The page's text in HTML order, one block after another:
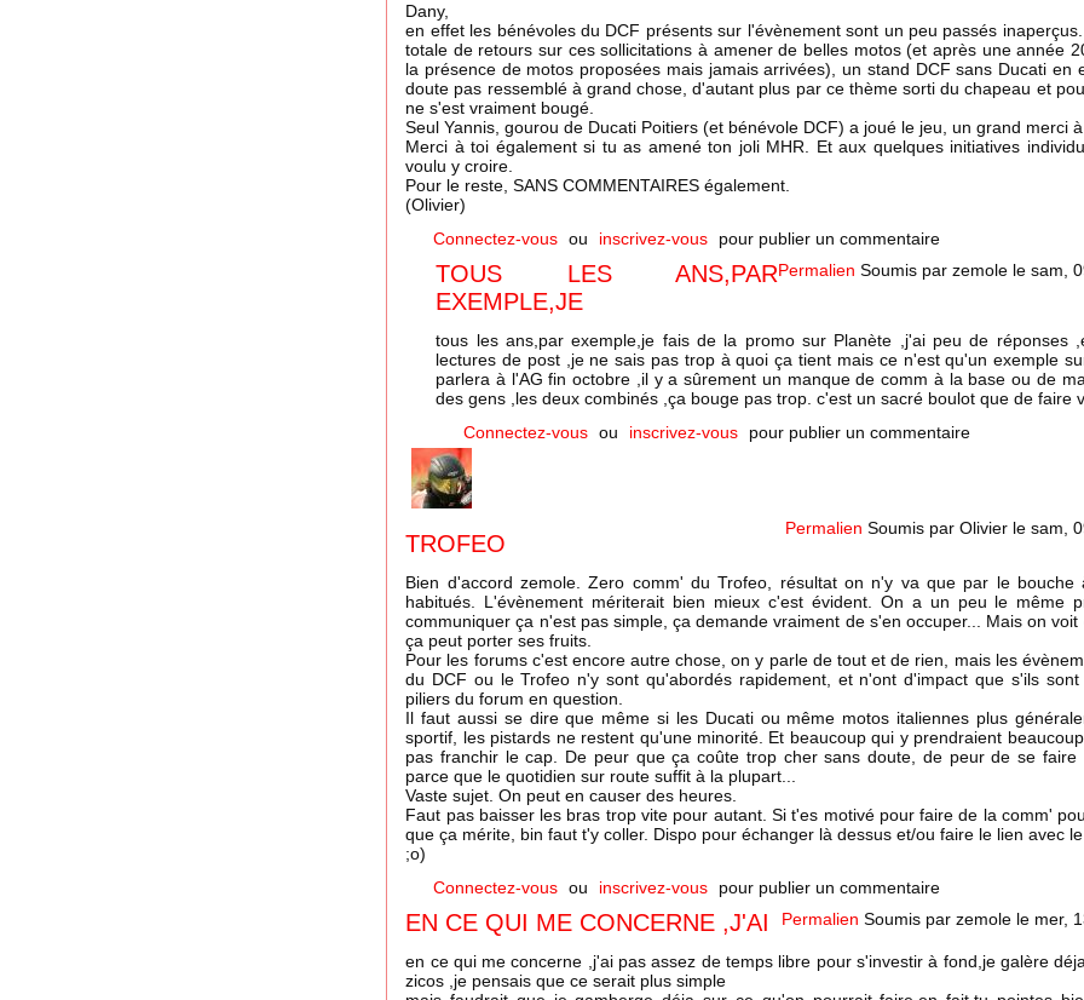
Dany,
en effet les bénévoles du DCF présents sur l'évènement sont un peu passés
totale de retours sur ces sollicitations à amener de belles motos (et après une année
la présence de motos proposées mais jamais arrivées), un stand DCF sans Ducati en
doute pas ressemblé à grand chose, d'autant plus par ce thème sorti du chapeau et
ne s'est vraiment bougé.
Seul Yannis, gourou de Ducati Poitiers (et bénévole DCF) a joué le jeu, un grand merci à
Merci à toi également si tu as amené ton joli MHR. Et aux quelques initiatives
voulu y croire.
Pour le reste, SANS COMMENTAIRES également.
(Olivier)
Connectez-vous ou inscrivez-vous
pour publier un commentaire
Permalien Soumis parzemole lesam,
TOUS LES ANS,PAR
EXEMPLE,JE
tous les ans,par exemple,je fais de la promo sur Planète ,j'ai peu de réponses
lectures de post ,je ne sais pas trop à quoi ça tient mais ce n'est qu'un exemple
parlera à l'AG fin octobre ,il y a sûrement un manque de comm à la base ou de
des gens ,les deux combinés ,ça bouge pas trop. c'est un sacré boulot que de faire
Connectez-vous ou inscrivez-vous pour publier un commentaire
Permalien Soumis parOlivier lesam,
TROFEO
Bien d'accord zemole. Zero comm' du Trofeo, résultat on n'y va que par le bouche
habitués. L'évènement mériterait bien mieux c'est évident. On a un peu le même
communiquer ça n'est pas simple, ça demande vraiment de s'en occuper... Mais on
ça peut porter ses fruits.
Pour les forums c'est encore autre chose, on y parle de tout et de rien, mais les
du DCF ou le Trofeo n'y sont qu'abordés rapidement, et n'ont d'impact que s'ils
piliers du forum en question.
Il faut aussi se dire que même si les Ducati ou même motos italiennes plus
sportif, les pistards ne restent qu'une minorité. Et beaucoup qui y prendraient
pas franchir le cap. De peur que ça coûte trop cher sans doute, de peur de se faire
parce que le quotidien sur route suffit à la plupart...
Vaste sujet. On peut en causer des heures.
Faut pas baisser les bras trop vite pour autant. Si t'es motivé pour faire de la comm'
que ça mérite, bin faut t'y coller. Dispo pour échanger là dessus et/ou faire le lien avec le
;o)
Connectez-vous ou inscrivez-vous
pour publier un commentaire
Permalien Soumis parzemole le mer,
EN CE QUI ME CONCERNE ,J'AI
en ce qui me concerne ,j'ai pas assez de temps libre pour s'investir à fond,je galère
zicos ,je pensais que ce serait plus simple